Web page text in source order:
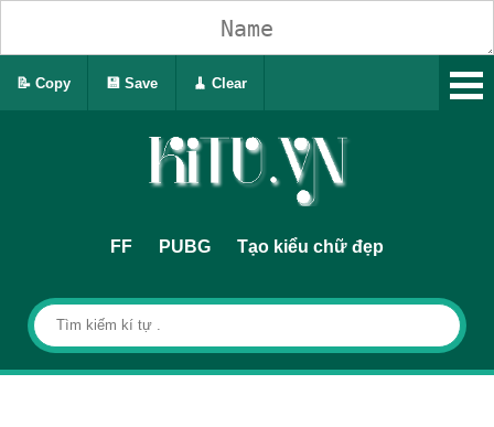
FF PUBG Tạo kiểu chữ đẹp
📝 Copy 💾 Save 🧹 Clear